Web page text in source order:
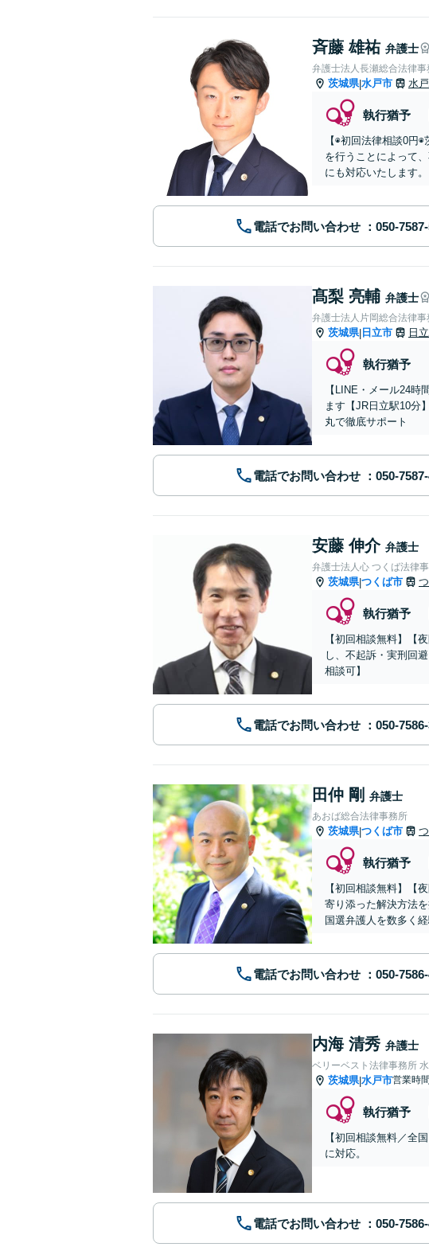
斉藤 雄祐 弁護士
弁護士法人長瀬総合法律
茨城県|水戸市 水
執行猶予
【◉初回法律相談0円
を行うことによって
にも対応いたします。
電話でお問い合わせ
髙梨 亮輔 弁護士
弁護士法人片岡総合法律
茨城県| 日立市 日
執行猶予
【LINE・メール24
ます【JR日立駅10分
丸で徹底サポート
電話でお問い合わせ
安藤 伸介 弁護士
弁護士法人心 つくば法律
茨城県|つくば市
執行猶予
【初回相談無料】【
し、不起訴・実刑回
相談可】
電話でお問い合わせ
田仲 剛 弁護士
あおば総合法律事務所
茨城県|つくば市
執行猶予
【初回相談無料】【
寄り添った解決方法
国選弁護人を数多く経
電話でお問い合わせ
内海 清秀 弁護士
ベリーベスト法律事務所
茨城県|水戸市営業時
執行猶予
【初回相談無料／全
に対応。
電話でお問い合わせ